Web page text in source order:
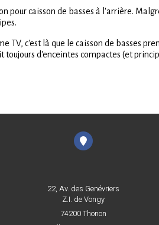
pour caisson de basses à l'arrière.
TV, c'est là que le caisson de basses
toujours d'enceintes compactes (et
22, Av. des Genévriers
Z.I. de Vongy
74200 Thonon